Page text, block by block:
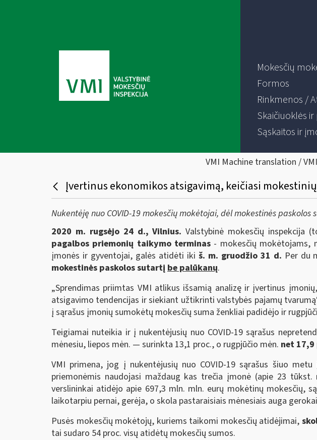
Mokesčių
Formos
Rinkmenos /
Skaičiuoklės
Sąskaitos ir
VMI Machine translation /
Įvertinus ekonomikos atsigavimą, keičiasi
Nukentėję nuo COVID-19 mokesčių mokėtojai, dėl mokestinės paskolos
2020 m. rugsėjo 24 d., Vilnius. Valstybinė mokesčių inspekcija
pagalbos priemonių taikymo terminas - mokesčių mokėtojams,
įmonės ir gyventojai, galės atidėti iki š. m. gruodžio 31 d. Per du
mokestinės paskolos sutartį be palūkanų.
„Sprendimas priimtas VMI atlikus išsamią analizę ir įvertinus
atsigavimo tendencijas ir siekiant užtikrinti valstybės pajamų
į sąrašus įmonių sumokėtų mokesčių suma ženkliai padidėjo ir
Teigiamai nuteikia ir į nukentėjusių nuo COVID-19 sąrašus
mėnesiu, liepos mėn. — surinkta 13,1 proc., o rugpjūčio mėn. net
VMI primena, jog į nukentėjusių nuo COVID-19 sąrašus šiuo
priemonėmis naudojasi maždaug kas trečia įmonė (apie 23
verslininkai atidėjo apie 697,3 mln. mln. eurų mokėtinų mokesčių,
laikotarpiu pernai, gerėja, o skola pastaraisiais mėnesiais auga
Pusės mokesčių mokėtojų, kuriems taikomi mokesčių atidėjimai,
tai sudaro 54 proc. visų atidėtų mokesčių sumos.